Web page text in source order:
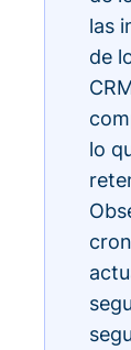
las
de
lo